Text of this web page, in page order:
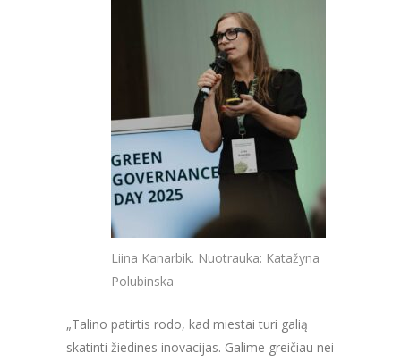
Liina Kanarbik. Nuotrauka: Katažyna
Polubinska
„Talino patirtis rodo, kad miestai turi galią
skatinti žiedines inovacijas. Galime greičiau nei